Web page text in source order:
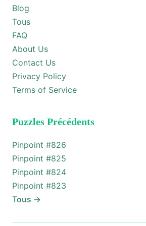
Blog
Tous
FAQ
About Us
Contact Us
Privacy Policy
Terms of Service
Puzzles Précédents
Pinpoint #826
Pinpoint #825
Pinpoint #824
Pinpoint #823
Tous →